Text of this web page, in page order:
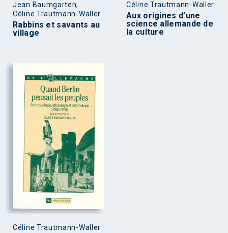
Jean Baumgarten,
Céline Trautmann-Waller
Rabbins et savants au
village
Céline Trautmann-Waller
Aux origines d’une
science allemande de
la culture
Céline Trautmann-Waller